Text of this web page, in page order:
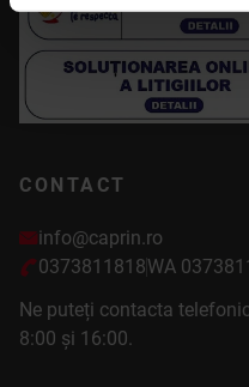
CONTACT
info@caprin.ro
0373811818WA
Ne puteți contacta
8:00 și 16:00.